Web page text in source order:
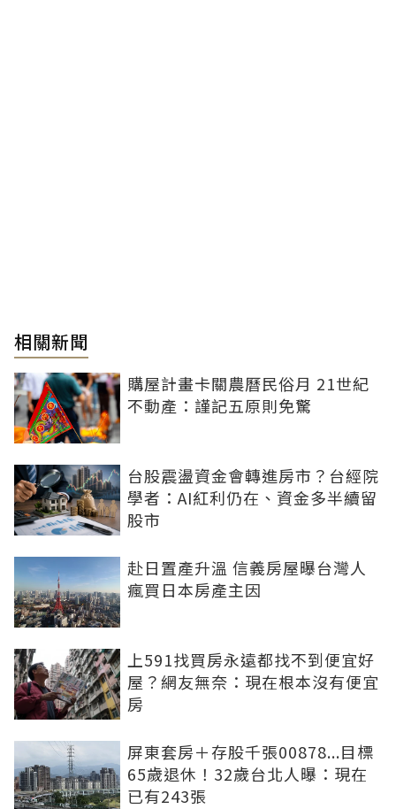
相關新聞
購屋計畫卡關農曆民俗月 21世紀
不動產：謹記五原則免驚
台股震盪資金會轉進房市？台經院
學者：AI紅利仍在、資金多半續留
股市
赴日置產升溫 信義房屋曝台灣人
瘋買日本房產主因
上591找買房永遠都找不到便宜好
屋？網友無奈：現在根本沒有便宜
房
屏東套房＋存股千張00878...目標
65歲退休！32歲台北人曝：現在
已有243張